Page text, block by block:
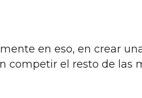
en eso, en crear
competir el resto de las